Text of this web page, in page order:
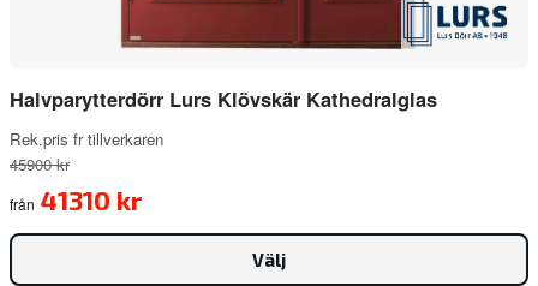
Halvparytterdörr Lurs Klövskär Kathedralglas
Rek.pris fr tillverkaren
45900 kr
från 41310 kr
Välj